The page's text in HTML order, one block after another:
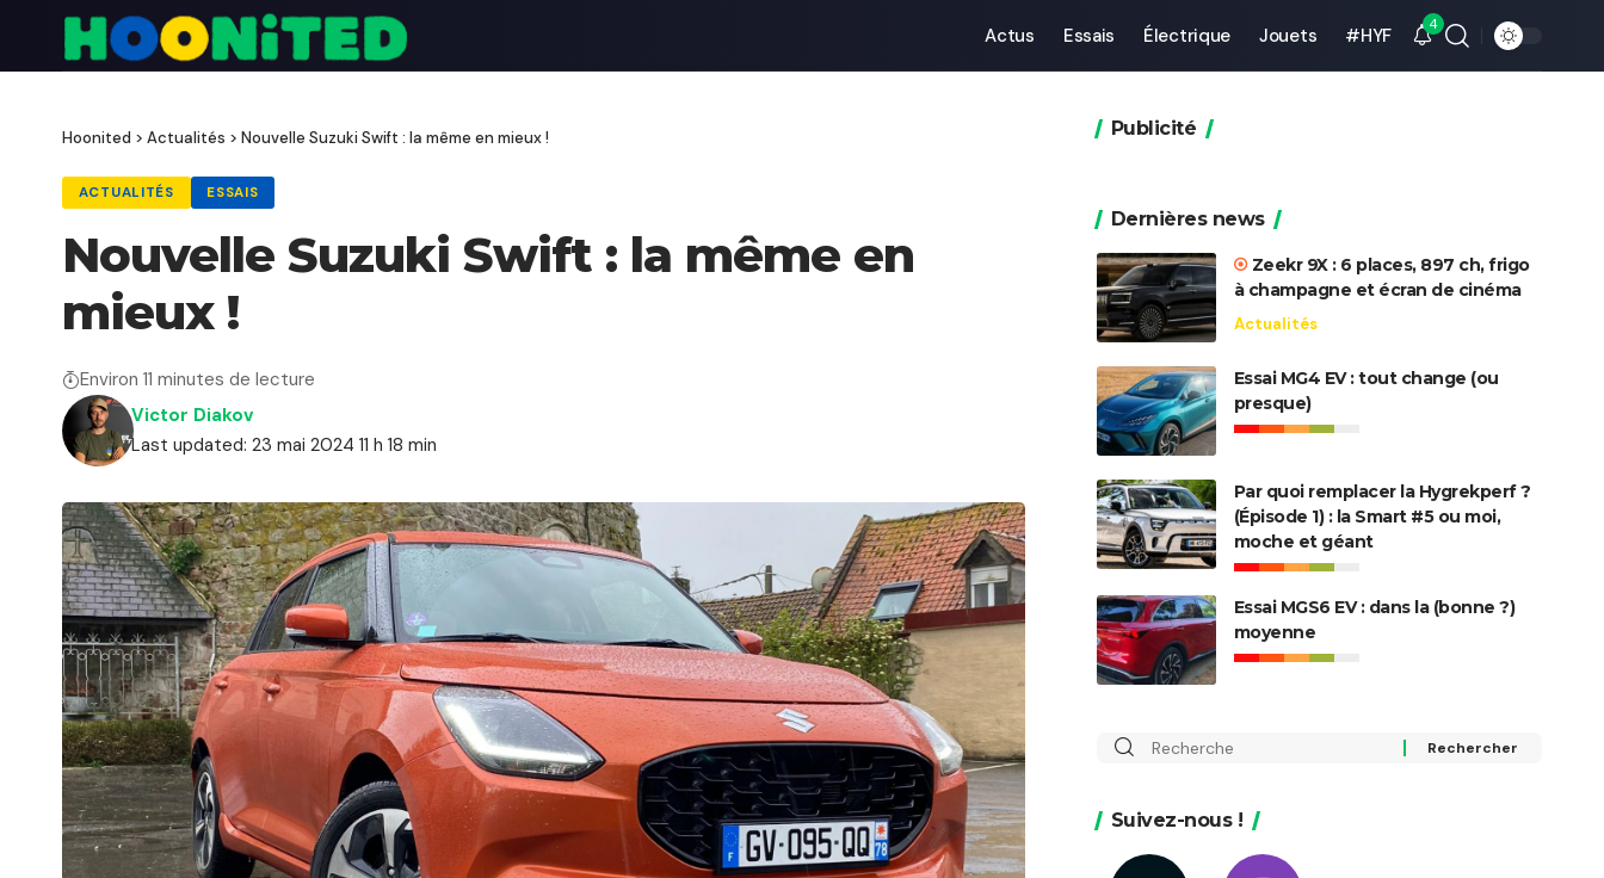
Actus Essais Électrique Jouets #HYF
4
Hoonited > Actualités > Nouvelle Suzuki Swift : la même en mieux !
ACTUALITÉS ESSAIS
Nouvelle Suzuki Swift : la même en
mieux !
Last updated: 23 mai 2024 11 h 18 min
Victor Diakov
Environ 11 minutes de lecture
Publicité
Dernières news
Zeekr 9X : 6 places, 897 ch, frigo
à champagne et écran de cinéma
Actualités
Essai MG4 EV : tout change (ou
presque)
Par quoi remplacer la Hygrekperf ?
(Épisode 1) : la Smart #5 ou moi,
moche et géant
Essai MGS6 EV : dans la (bonne ?)
moyenne
Rechercher
Suivez-nous !